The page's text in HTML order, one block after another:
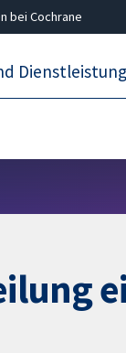
bei Cochrane